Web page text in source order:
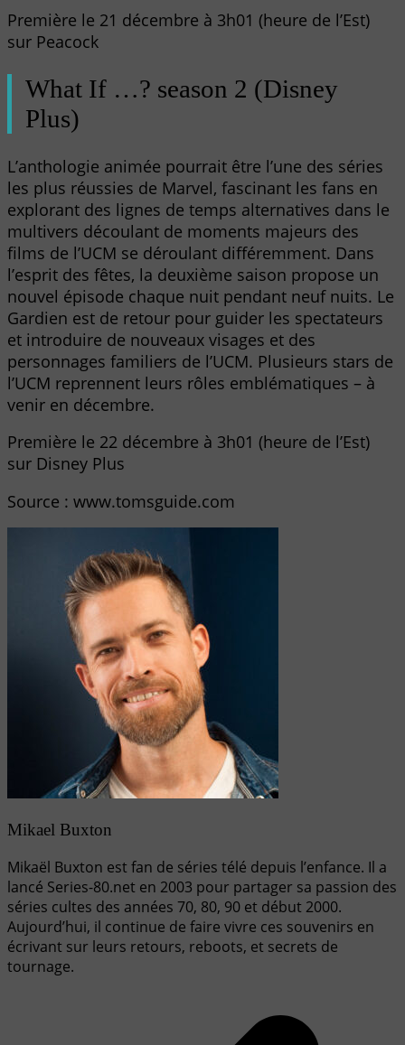
Première le 21 décembre à 3h01 (heure de l’Est)
sur Peacock
What If …? season 2 (Disney
Plus)
L’anthologie animée pourrait être l’une des séries
les plus réussies de Marvel, fascinant les fans en
explorant des lignes de temps alternatives dans le
multivers découlant de moments majeurs des
films de l’UCM se déroulant différemment. Dans
l’esprit des fêtes, la deuxième saison propose un
nouvel épisode chaque nuit pendant neuf nuits. Le
Gardien est de retour pour guider les spectateurs
et introduire de nouveaux visages et des
personnages familiers de l’UCM. Plusieurs stars de
l’UCM reprennent leurs rôles emblématiques – à
venir en décembre.
Première le 22 décembre à 3h01 (heure de l’Est)
sur Disney Plus
Source : www.tomsguide.com
Mikael Buxton
Mikaël Buxton est fan de séries télé depuis l’enfance. Il a
lancé Series-80.net en 2003 pour partager sa passion des
séries cultes des années 70, 80, 90 et début 2000.
Aujourd’hui, il continue de faire vivre ces souvenirs en
écrivant sur leurs retours, reboots, et secrets de
tournage.